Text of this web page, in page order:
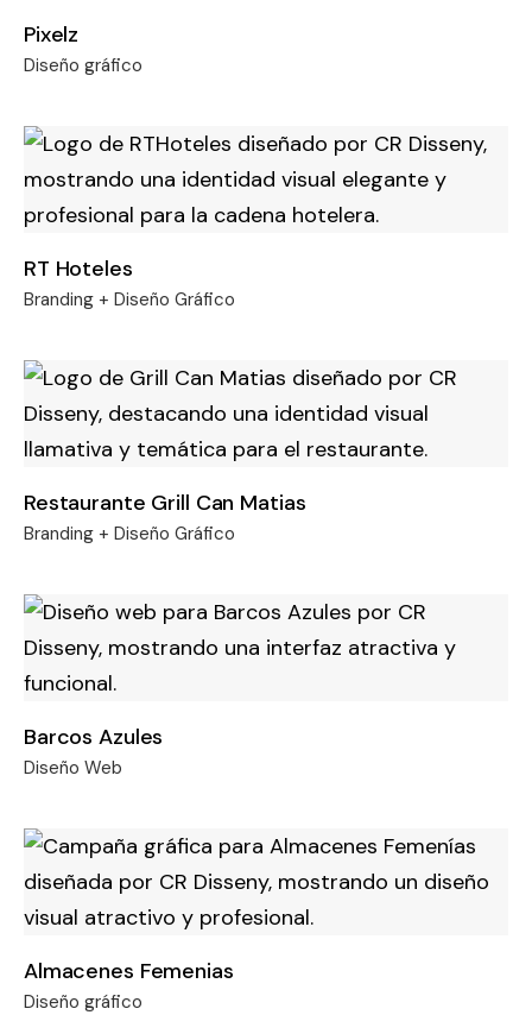
Pixelz
Diseño gráfico
RT Hoteles
Branding + Diseño Gráfico
Restaurante Grill Can Matias
Branding + Diseño Gráfico
Barcos Azules
Diseño Web
Almacenes Femenias
Diseño gráfico